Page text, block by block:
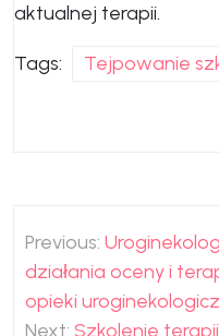
aktualnej terapii.
Tags: Tejpowanie
Nawigacja
wpisu
Previous:
działania oceny i
opieki
Next: Szkolenie